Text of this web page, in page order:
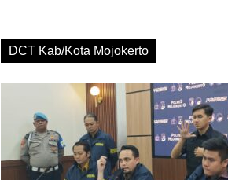
DCT Kab/Kota Mojokerto